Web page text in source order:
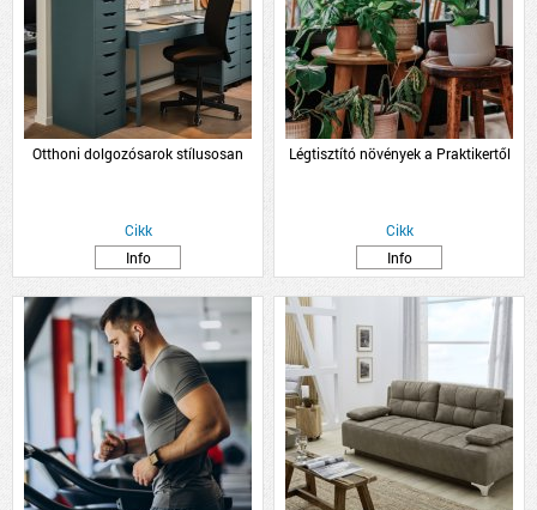
Otthoni dolgozósarok stílusosan
Cikk
Info
Légtisztító növények a Praktikertől
Cikk
Info